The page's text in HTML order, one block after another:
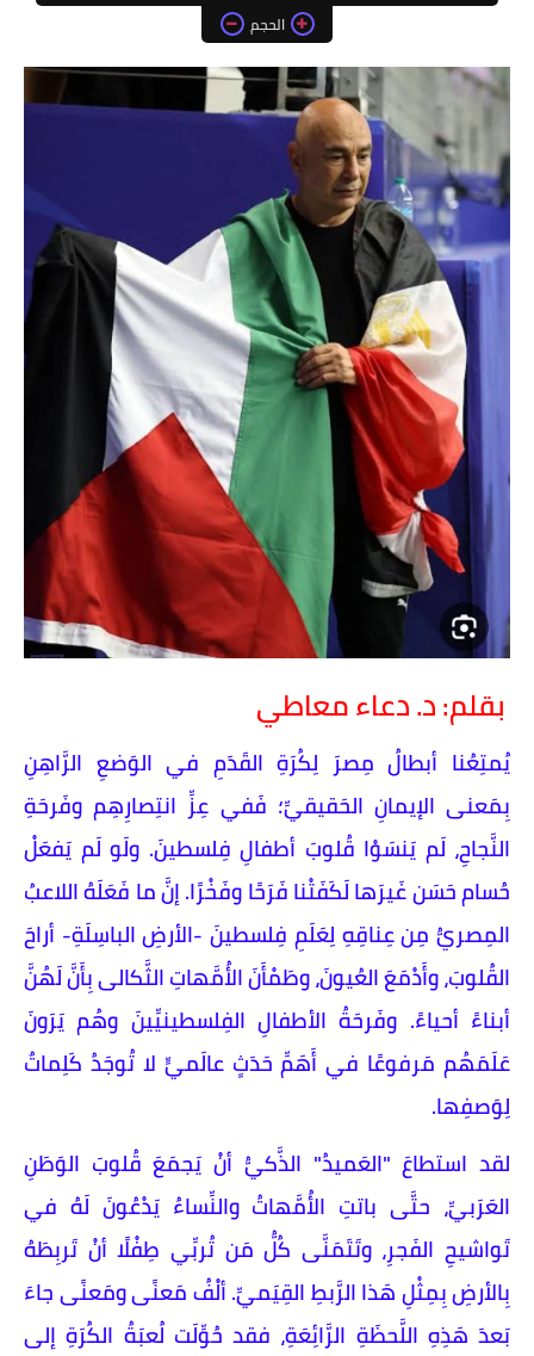
الحجم
بقلم: د. دعاء معاطي
يُمتِعُنا أبطالُ مِصرَ لِكُرَةِ القَدَمِ في الوَضعِ الرَّاهِنِ
بِمَعنى الإيمانِ الحَقيقيِّ؛ فَفي عِزِّ انتِصارِهِم وفَرحَةِ
النَّجاحِ، لَم يَنسَوْا قُلوبَ أطفالِ فِلسطينَ. ولَو لَم يَفعَلْ
حُسام حَسَن غَيرَها لَكَفَتْنا فَرَحًا وفَخْرًا. إنَّ ما فَعَلَهُ اللاعبُ
المِصريُّ مِن عِناقِهِ لِعَلَمِ فِلسطينَ -الأرضِ الباسِلَةِ- أراحَ
القُلوبَ، وأَدْمَعَ العُيونَ، وطَمْأَنَ الأُمَّهاتِ الثَّكالى بِأَنَّ لَهُنَّ
أبناءً أحياءً. وفَرحَةُ الأطفالِ الفِلسطينيِّينَ وهُم يَرَونَ
عَلَمَهُم مَرفوعًا في أَهَمِّ حَدَثٍ عالَميٍّ لا تُوجَدُ كَلِماتٌ
لِوَصفِها.
لقد استطاعَ "العَميدُ" الذَّكيُّ أنْ يَجمَعَ قُلوبَ الوَطَنِ
العَرَبيِّ، حتَّى باتتِ الأُمَّهاتُ والنِّساءُ يَدْعُونَ لَهُ في
تَواشيحِ الفَجرِ، وتَتَمَنَّى كُلُّ مَن تُربِّي طِفْلًا أنْ تَربِطَهُ
بِالأرضِ بِمِثْلِ هَذا الرَّبطِ القِيَميِّ. ألْفُ مَعنًى ومَعنًى جاءَ
بَعدَ هَذِهِ اللَّحظَةِ الرَّائِعَةِ، فقد حُوِّلَت لُعبَةُ الكُرَةِ إلى